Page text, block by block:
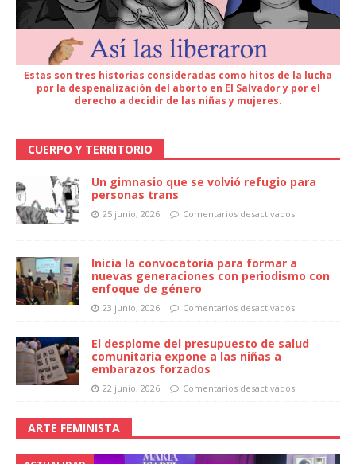
Estas son tres historias consideradas como hitos de la lucha
por la despenalización del aborto en El Salvador y por el
derecho a decidir de las niñas y mujeres.
CUERPO Y TERRITORIO
Un gimnasio que se volvió refugio para
personas trans
25 junio, 2026 Comentarios desactivados
Inicia la convocatoria para formar a
nuevas generaciones con periodismo con
enfoque de género
23 junio, 2026 Comentarios desactivados
El desplome del presupuesto de salud
comunitaria expone a las niñas a
embarazos forzados
22 junio, 2026 Comentarios desactivados
ARTE FEMINISTA